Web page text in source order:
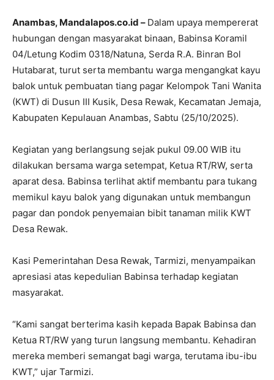
Anambas, Mandalapos.co.id – Dalam upaya mempererat
hubungan dengan masyarakat binaan, Babinsa Koramil
04/Letung Kodim 0318/Natuna, Serda R.A. Binran Bol
Hutabarat, turut serta membantu warga mengangkat kayu
balok untuk pembuatan tiang pagar Kelompok Tani Wanita
(KWT) di Dusun III Kusik, Desa Rewak, Kecamatan Jemaja,
Kabupaten Kepulauan Anambas, Sabtu (25/10/2025).
Kegiatan yang berlangsung sejak pukul 09.00 WIB itu
dilakukan bersama warga setempat, Ketua RT/RW, serta
aparat desa. Babinsa terlihat aktif membantu para tukang
memikul kayu balok yang digunakan untuk membangun
pagar dan pondok penyemaian bibit tanaman milik KWT
Desa Rewak.
Kasi Pemerintahan Desa Rewak, Tarmizi, menyampaikan
apresiasi atas kepedulian Babinsa terhadap kegiatan
masyarakat.
“Kami sangat berterima kasih kepada Bapak Babinsa dan
Ketua RT/RW yang turun langsung membantu. Kehadiran
mereka memberi semangat bagi warga, terutama ibu-ibu
KWT,” ujar Tarmizi.